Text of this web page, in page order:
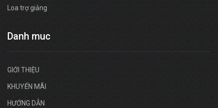
Loa trợ giảng
Danh muc
GIỚI THIỆU
KHUYẾN MÃI
HƯỚNG DẪN